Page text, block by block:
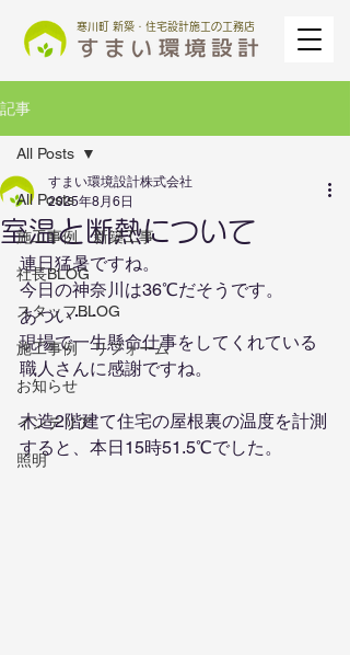
寒川町 新築・住宅設計施工の工務店
記事
All Posts
施工事例 新築工事
社長BLOG
スタッフBLOG
施工事例 リフォーム
お知らせ
インテリア
照明
All Posts
室温と断熱について
すまい環境設計株式会社
2025年8月6日
連日猛暑ですね。
今日の神奈川は36℃だそうです。
あつい･･･
現場で一生懸命仕事をしてくれている
職人さんに感謝ですね。
木造2階建て住宅の屋根裏の温度を計測
すると、本日15時51.5℃でした。